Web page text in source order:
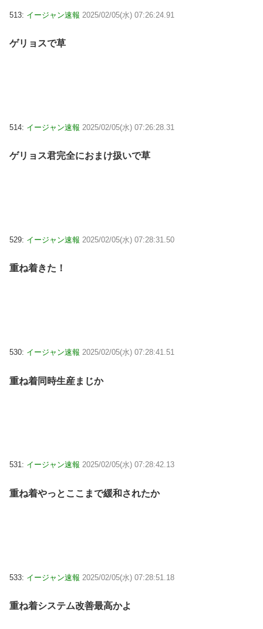
513: イージャン速報 2025/02/05(水) 07:26:24.91
ゲリョスで草
514: イージャン速報 2025/02/05(水) 07:26:28.31
ゲリョス君完全におまけ扱いで草
529: イージャン速報 2025/02/05(水) 07:28:31.50
重ね着きた！
530: イージャン速報 2025/02/05(水) 07:28:41.51
重ね着同時生産まじか
531: イージャン速報 2025/02/05(水) 07:28:42.13
重ね着やっとここまで緩和されたか
533: イージャン速報 2025/02/05(水) 07:28:51.18
重ね着システム改善最高かよ